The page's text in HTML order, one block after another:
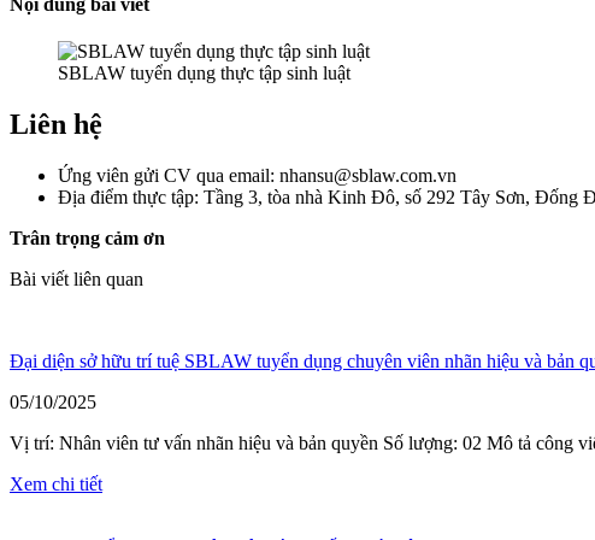
Nội dung bài viết
SBLAW tuyển dụng thực tập sinh luật
Liên hệ
Ứng viên gửi CV qua email: nhansu@sblaw.com.vn
Địa điểm thực tập: Tầng 3, tòa nhà Kinh Đô, số 292 Tây Sơn, Đống
Trân trọng cảm ơn
Bài viết liên quan
Đại diện sở hữu trí tuệ SBLAW tuyển dụng chuyên viên nhãn hiệu và bản
05/10/2025
Vị trí: Nhân viên tư vấn nhãn hiệu và bản quyền Số lượng: 02 Mô tả công
Xem chi tiết